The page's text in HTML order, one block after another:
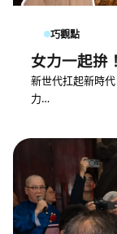
巧觀點
女力一起拚
新世代扛起新時
力…